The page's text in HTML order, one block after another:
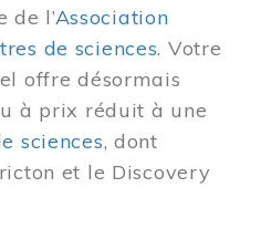
de l’Association
de sciences. Votre
offre désormais
à prix réduit à une
sciences, dont
et le Discovery